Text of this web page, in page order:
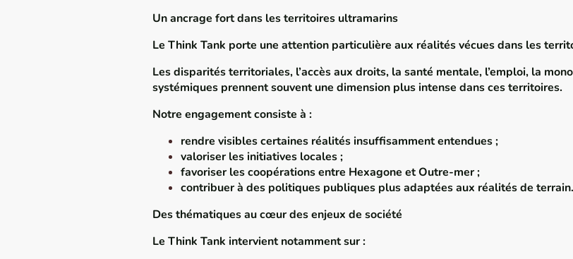
Un ancrage fort dans les territoires ultramarins
Le Think Tank porte une attention particulière aux réalités vécues dans les
Les disparités territoriales, l’accès aux droits, la santé mentale, l’emploi, la
systémiques prennent souvent une dimension plus intense dans ces territoires.
Notre engagement consiste à :
rendre visibles certaines réalités insuffisamment entendues ;
valoriser les initiatives locales ;
favoriser les coopérations entre Hexagone et Outre-mer ;
contribuer à des politiques publiques plus adaptées aux réalités de terrain.
Des thématiques au cœur des enjeux de société
Le Think Tank intervient notamment sur :